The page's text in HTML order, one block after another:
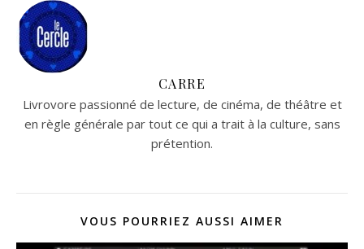
CARRE
Livrovore passionné de lecture, de cinéma, de théâtre et
en règle générale par tout ce qui a trait à la culture, sans
prétention.
VOUS POURRIEZ AUSSI AIMER